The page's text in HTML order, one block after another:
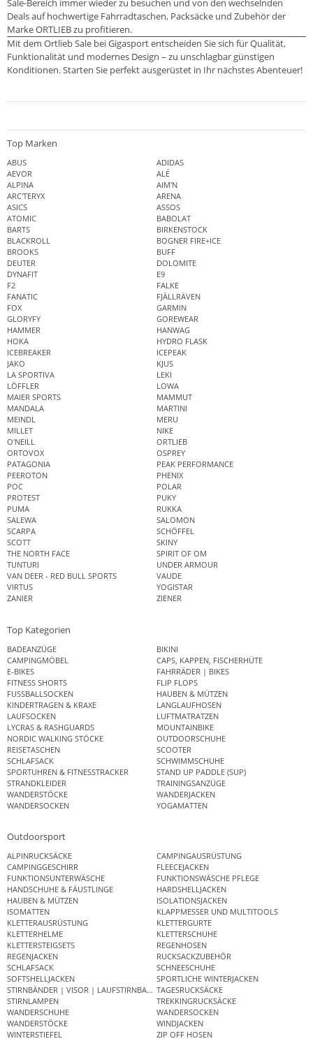
Sale-Bereich immer wieder zu besuchen und von den wechselnden
Deals auf hochwertige Fahrradtaschen, Packsäcke und Zubehör der
Marke ORTLIEB zu profitieren.
Mit dem Ortlieb Sale bei Gigasport entscheiden Sie sich für Qualität,
Funktionalität und modernes Design – zu unschlagbar günstigen
Konditionen. Starten Sie perfekt ausgerüstet in Ihr nächstes Abenteuer!
Top Marken
ABUS
ADIDAS
AEVOR
ALÉ
ALPINA
AIM'N
ARC'TERYX
ARENA
ASICS
ASSOS
ATOMIC
BABOLAT
BARTS
BIRKENSTOCK
BLACKROLL
BOGNER FIRE+ICE
BROOKS
BUFF
DEUTER
DOLOMITE
DYNAFIT
E9
F2
FALKE
FANATIC
FJÄLLRÄVEN
FOX
GARMIN
GLORYFY
GOREWEAR
HAMMER
HANWAG
HOKA
HYDRO FLASK
ICEBREAKER
ICEPEAK
JAKO
KJUS
LA SPORTIVA
LEKI
LÖFFLER
LOWA
MAIER SPORTS
MAMMUT
MANDALA
MARTINI
MEINDL
MERU
MILLET
NIKE
O'NEILL
ORTLIEB
ORTOVOX
OSPREY
PATAGONIA
PEAK PERFORMANCE
PEEROTON
PHENIX
POC
POLAR
PROTEST
PUKY
PUMA
RUKKA
SALEWA
SALOMON
SCARPA
SCHÖFFEL
SCOTT
SKINY
THE NORTH FACE
SPIRIT OF OM
TUNTURI
UNDER ARMOUR
VAN DEER - RED BULL SPORTS
VAUDE
VIRTUS
YOGISTAR
ZANIER
ZIENER
Top Kategorien
BADEANZÜGE
BIKINI
CAMPINGMÖBEL
CAPS, KAPPEN, FISCHERHÜTE
E-BIKES
FAHRRÄDER | BIKES
FITNESS SHORTS
FLIP FLOPS
FUSSBALLSOCKEN
HAUBEN & MÜTZEN
KINDERTRAGEN & KRAXE
LANGLAUFHOSEN
LAUFSOCKEN
LUFTMATRATZEN
LYCRAS & RASHGUARDS
MOUNTAINBIKE
NORDIC WALKING STÖCKE
OUTDOORSCHUHE
REISETASCHEN
SCOOTER
SCHLAFSACK
SCHWIMMSCHUHE
SPORTUHREN & FITNESSTRACKER
STAND UP PADDLE (SUP)
STRANDKLEIDER
TRAININGSANZÜGE
WANDERSTÖCKE
WANDERJACKEN
WANDERSOCKEN
YOGAMATTEN
Outdoorsport
ALPINRUCKSÄCKE
CAMPINGAUSRÜSTUNG
CAMPINGGESCHIRR
FLEECEJACKEN
FUNKTIONSUNTERWÄSCHE
FUNKTIONSWÄSCHE PFLEGE
HANDSCHUHE & FÄUSTLINGE
HARDSHELLJACKEN
HAUBEN & MÜTZEN
ISOLATIONSJACKEN
ISOMATTEN
KLAPPMESSER UND MULTITOOLS
KLETTERAUSRÜSTUNG
KLETTERGURTE
KLETTERHELME
KLETTERSCHUHE
KLETTERSTEIGSETS
REGENHOSEN
REGENJACKEN
RUCKSACKZUBEHÖR
SCHLAFSACK
SCHNEESCHUHE
SOFTSHELLJACKEN
SPORTLICHE WINTERJACKEN
STIRNBÄNDER | VISOR | LAUFSTIRNBANDTAGESRUCKSÄCKE
STIRNLAMPEN
TREKKINGRUCKSÄCKE
WANDERSCHUHE
WANDERSOCKEN
WANDERSTÖCKE
WINDJACKEN
WINTERSTIEFEL
ZIP OFF HOSEN